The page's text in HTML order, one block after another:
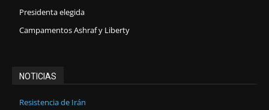
Presidenta elegida
Campamentos Ashraf y Liberty
NOTICIAS
Resistencia de Irán